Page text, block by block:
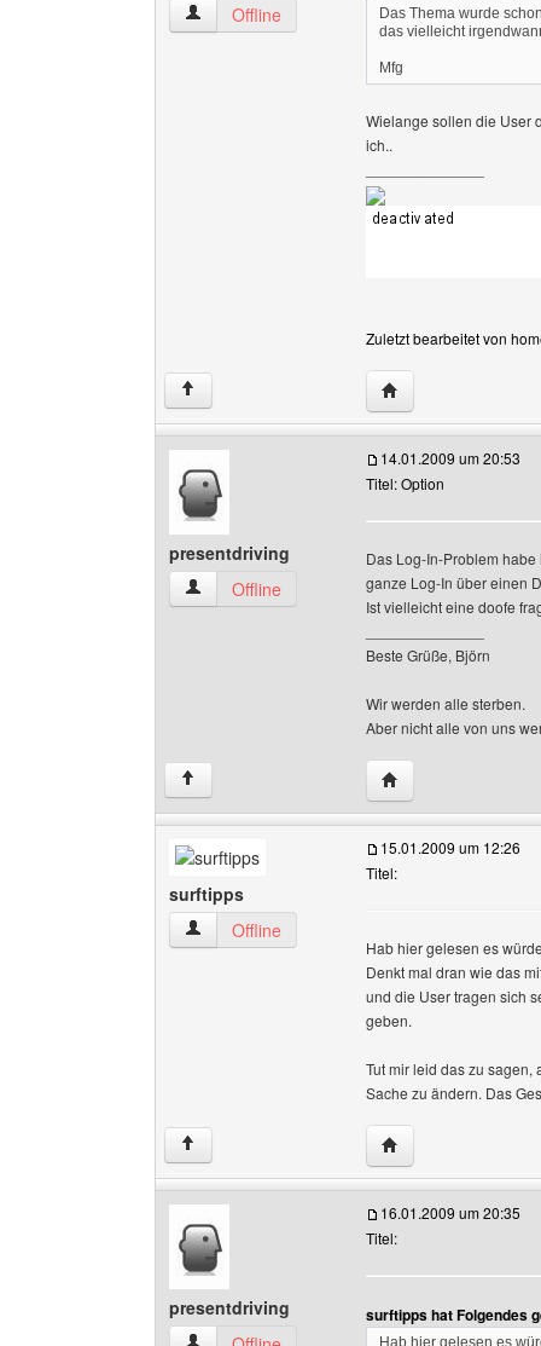
homepage24online Benutzer-Profile anzeigen
Offline
Das Thema wurde
das vielleicht
Mfg
Wielange sollen die User
ich..
Zuletzt bearbeitet von
↑ Website dieses
presentdriving
presentdriving Benutzer-Profile anzeigen
Offline
14.01.2009 um 20:53
Titel: Option
Das Log-In-Problem
ganze Log-In über einen
Ist vielleicht eine doofe
Beste Grüße, Björn
Wir werden alle sterben.
Aber nicht alle von uns
↑ Website dieses
surftipps
surftipps Benutzer-Profile anzeigen
Offline
15.01.2009 um 12:26
Titel:
Hab hier gelesen es
Denkt mal dran wie das
und die User tragen sich
geben.
Tut mir leid das zu
Sache zu ändern. Das
↑ Website dieses
presentdriving
16.01.2009 um 20:35
Titel:
surftipps hat Folgendes
Hab hier gelesen es